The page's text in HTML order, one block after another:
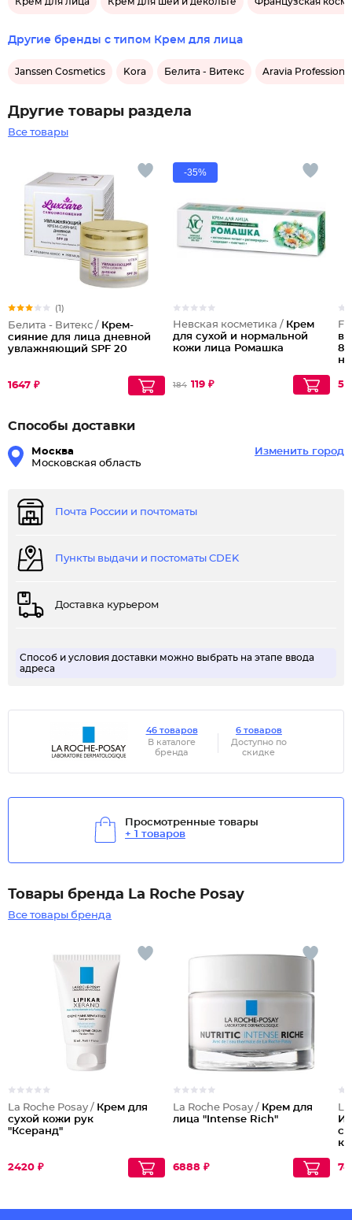
Другие бренды с типом Крем для лица
Janssen Cosmetics Kora Белита - Витекс Aravia Professional
Другие товары раздела
Все товары
(1)
Белита - Витекс / Крем-
сияние для лица дневной
увлажняющий SPF 20
1647 ₽
-35%
Невская косметика / Крем
для сухой и нормальной
кожи лица Ромашка
184 119 ₽
Способы доставки
Москва
Московская область
Изменить город
Почта России и почтоматы
Пункты выдачи и постоматы CDEK
Доставка курьером
Способ и условия доставки можно выбрать на этапе ввода
адреса
46 товаров
В каталоге
бренда
6 товаров
Доступно по
скидке
Просмотренные товары
+ 1 товаров
Товары бренда La Roche Posay
Все товары бренда
La Roche Posay / Крем для
сухой кожи рук
"Ксеранд"
2420 ₽
La Roche Posay / Крем для
лица "Intense Rich"
6888 ₽